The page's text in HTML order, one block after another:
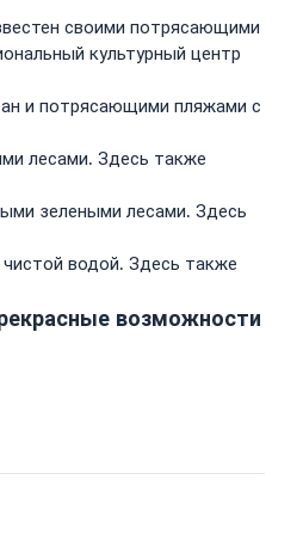
своими потрясающими
культурный центр
и потрясающими пляжами с
лесами. Здесь также
зелеными лесами. Здесь
водой. Здесь также
возможности